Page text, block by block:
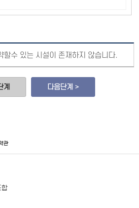
할수 있는 시설이 존재하지 않습니다.
계 다음단계 >
관
합